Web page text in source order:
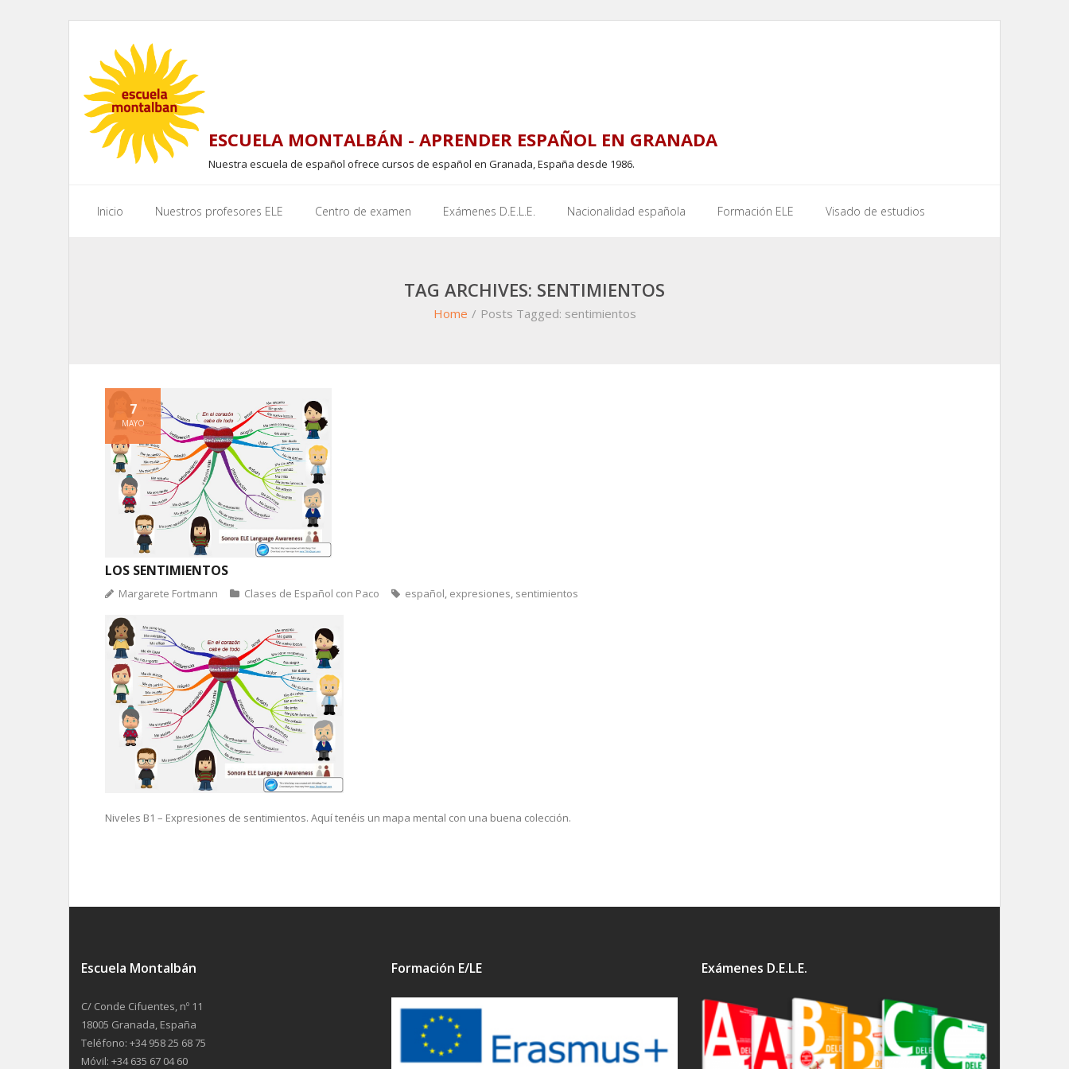
content
ESCUELA MONTALBÁN - APRENDER ESPAÑOL EN GRANADA
Nuestra escuela de español ofrece cursos de español en Granada, España desde 1986.
Inicio Nuestros profesores ELE Centro de examen Exámenes D.E.L.E. Nacionalidad española Formación ELE Visado de estudios
TAG ARCHIVES: SENTIMIENTOS
Home / Posts Tagged: sentimientos
LOS SENTIMIENTOS
7
MAYO
Margarete Fortmann Clases de Español con Paco español, expresiones, sentimientos
Niveles B1 – Expresiones de sentimientos. Aquí tenéis un mapa mental con una buena colección.
Escuela Montalbán
C/ Conde Cifuentes, nº 11
18005 Granada, España
Teléfono: +34 958 25 68 75
Móvil: +34 635 67 04 60
Formación E/LE Exámenes D.E.L.E.